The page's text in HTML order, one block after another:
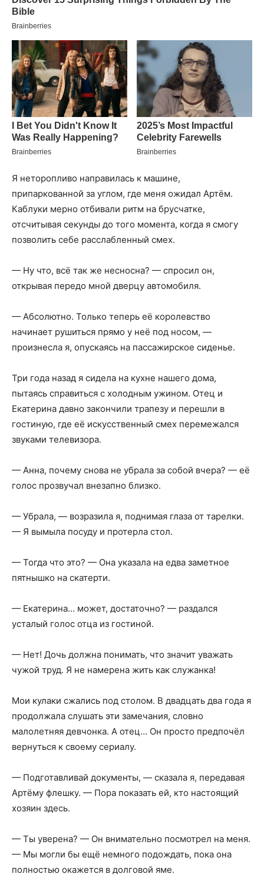
Я неторопливо направилась к машине,
припаркованной за углом, где меня ожидал Артём.
Каблуки мерно отбивали ритм на брусчатке,
отсчитывая секунды до того момента, когда я смогу
позволить себе расслабленный смех.
— Ну что, всё так же несносна? — спросил он,
открывая передо мной дверцу автомобиля.
— Абсолютно. Только теперь её королевство
начинает рушиться прямо у неё под носом, —
произнесла я, опускаясь на пассажирское сиденье.
Три года назад я сидела на кухне нашего дома,
пытаясь справиться с холодным ужином. Отец и
Екатерина давно закончили трапезу и перешли в
гостиную, где её искусственный смех перемежался
звуками телевизора.
— Анна, почему снова не убрала за собой вчера? — её
голос прозвучал внезапно близко.
— Убрала, — возразила я, поднимая глаза от тарелки.
— Я вымыла посуду и протерла стол.
— Тогда что это? — Она указала на едва заметное
пятнышко на скатерти.
— Екатерина… может, достаточно? — раздался
усталый голос отца из гостиной.
— Нет! Дочь должна понимать, что значит уважать
чужой труд. Я не намерена жить как служанка!
Мои кулаки сжались под столом. В двадцать два года я
продолжала слушать эти замечания, словно
малолетняя девчонка. А отец… Он просто предпочёл
вернуться к своему сериалу.
— Подготавливай документы, — сказала я, передавая
Артёму флешку. — Пора показать ей, кто настоящий
хозяин здесь.
— Ты уверена? — Он внимательно посмотрел на меня.
— Мы могли бы ещё немного подождать, пока она
полностью окажется в долговой яме.